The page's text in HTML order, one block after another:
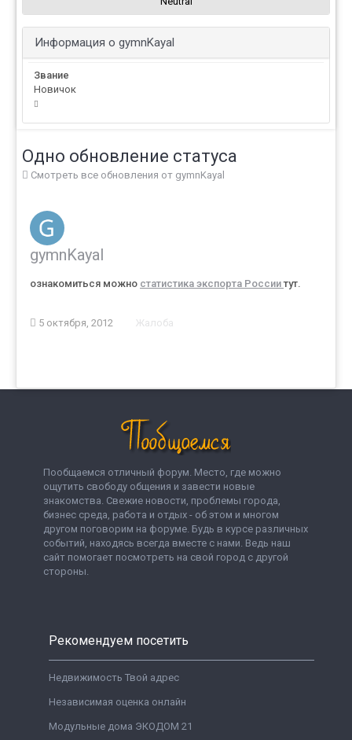
Информация о gymnKayal
Звание
Новичок
Одно обновление статуса
Смотреть все обновления от gymnKayal
gymnKayal
ознакомиться можно статистика экспорта Россиитут.
5 октября, 2012 Жалоба
Пообщаемся отличный форум. Место, где можно
ощутить свободу общения и завести новые
знакомства. Свежие новости, проблемы города,
бизнес среда, работа и отдых - об этом и многом
другом поговорим на форуме. Будь в курсе различных
событий, находясь всегда вместе с нами. Ведь наш
сайт помогает посмотреть на свой город с другой
стороны.
Рекомендуем посетить
Недвижимость Твой адрес
Независимая оценка онлайн
Модульные дома ЭКОДОМ 21